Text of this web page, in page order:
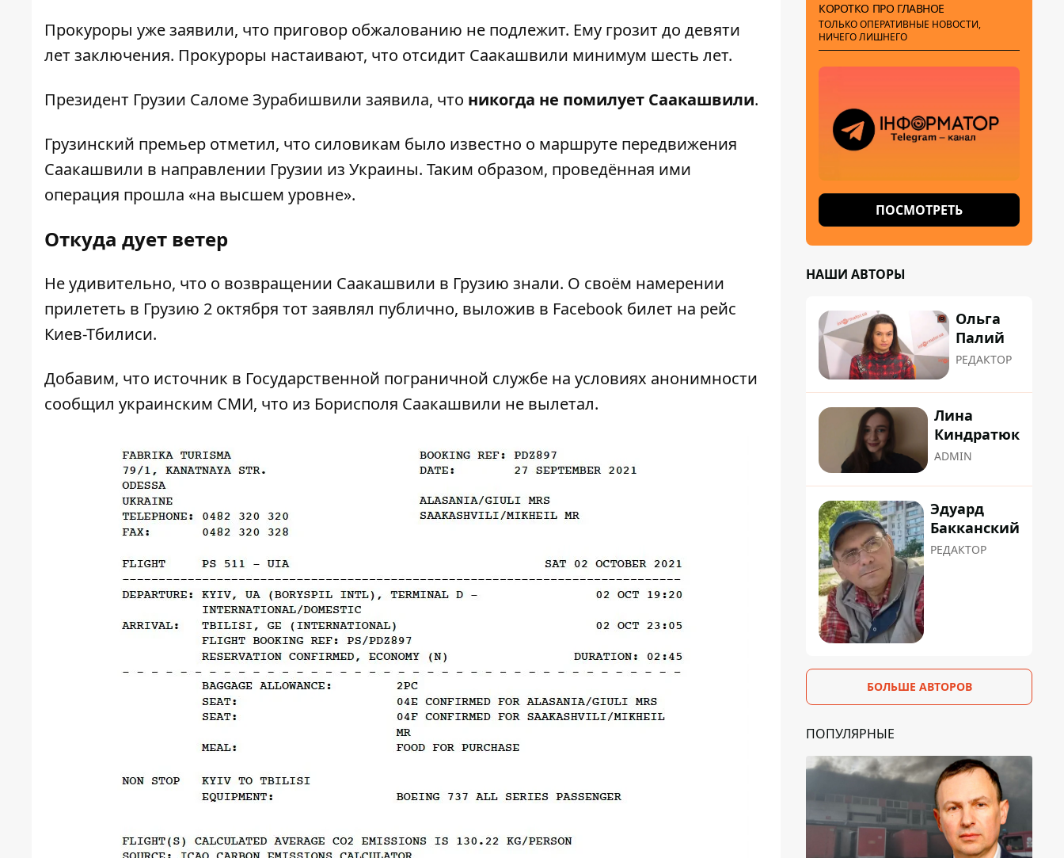
Прокуроры уже заявили, что приговор обжалованию не подлежит. Ему грозит до девяти
лет заключения. Прокуроры настаивают, что отсидит Саакашвили минимум шесть лет.
Президент Грузии Саломе Зурабишвили заявила, что никогда не помилует Саакашвили.
Грузинский премьер отметил, что силовикам было известно о маршруте передвижения
Саакашвили в направлении Грузии из Украины. Таким образом, проведённая ими
операция прошла «на высшем уровне».
Откуда дует ветер
Не удивительно, что о возвращении Саакашвили в Грузию знали. О своём намерении
прилететь в Грузию 2 октября тот заявлял публично, выложив в Facebook билет на рейс
Киев-Тбилиси.
Добавим, что источник в Государственной пограничной службе на условиях анонимности
сообщил украинским СМИ, что из Борисполя Саакашвили не вылетал.
КОРОТКО ПРО ГЛАВНОЕ
ТОЛЬКО ОПЕРАТИВНЫЕ НОВОСТИ,
НИЧЕГО ЛИШНЕГО
ПОСМОТРЕТЬ
НАШИ АВТОРЫ
Ольга
Палий
РЕДАКТОР
Лина
Киндратюк
ADMIN
Эдуард
Бакканский
РЕДАКТОР
БОЛЬШЕ АВТОРОВ
ПОПУЛЯРНЫЕ